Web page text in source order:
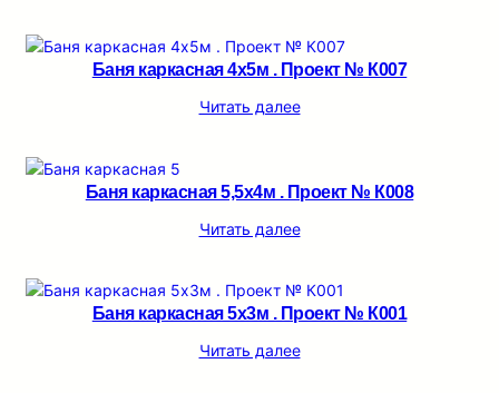
Баня каркасная 4х5м . Проект № К007
Читать далее
Баня каркасная 5,5х4м . Проект № К008
Читать далее
Баня каркасная 5х3м . Проект № К001
Читать далее